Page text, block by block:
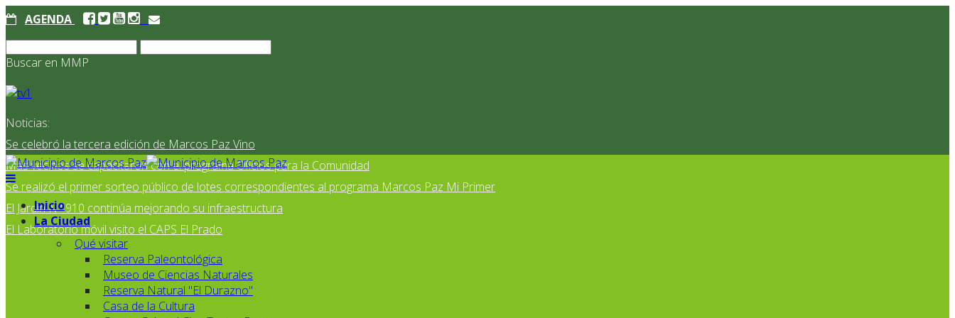
AGENDA
Buscar en MMP
Noticias:
Se celebró la tercera edición de Marcos Paz Vino
Más vecinos se capacitaron con el programa Oficios para la Comunidad
Se realizó el primer sorteo público de lotes correspondientes al programa Marcos Paz Mi Primer
El Jardín N° 910 continúa mejorando su infraestructura
El Laboratorio móvil visito el CAPS El Prado
Inicio
La Ciudad
Qué visitar
Reserva Paleontológica
Museo de Ciencias Naturales
Reserva Natural "El Durazno"
Casa de la Cultura